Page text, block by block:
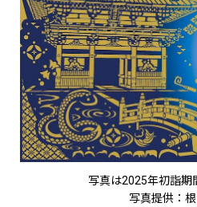
写真は2025年初詣期
写真提供：